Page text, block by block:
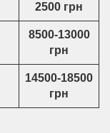
2500 грн
8500-13000
грн
14500-18500
грн